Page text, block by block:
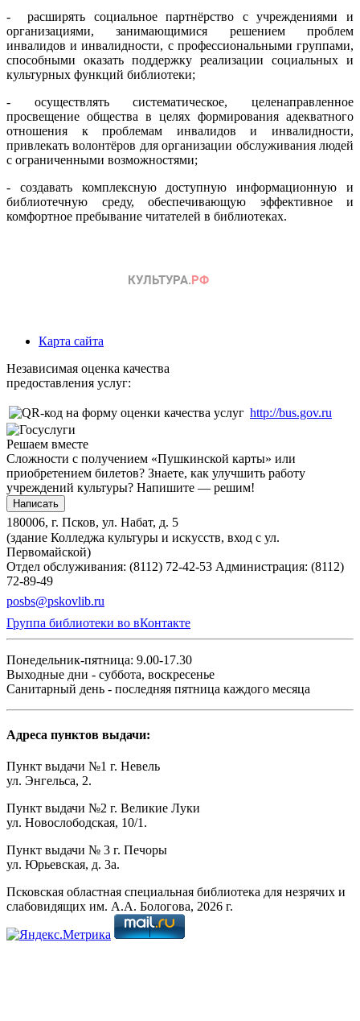
- расширять социальное партнёрство с учреждениями и
организациями, занимающимися решением проблем
инвалидов и инвалидности, с профессиональными группами,
способными оказать поддержку реализации социальных и
культурных функций библиотеки;
- осуществлять систематическое, целенаправленное
просвещение общества в целях формирования адекватного
отношения к проблемам инвалидов и инвалидности,
привлекать волонтёров для организации обслуживания людей
с ограниченными возможностями;
- создавать комплексную доступную информационную и
библиотечную среду, обеспечивающую эффективное и
комфортное пребывание читателей в библиотеках.
Карта сайта
Независимая оценка качества
предоставления услуг:
http://bus.gov.ru
Решаем вместе
Сложности с получением «Пушкинской карты» или
приобретением билетов? Знаете, как улучшить работу
учреждений культуры? Напишите — решим!
Написать
180006, г. Псков, ул. Набат, д. 5
(здание Колледжа культуры и искусств, вход с ул.
Первомайской)
Отдел обслуживания: (8112) 72-42-53 Администрация: (8112)
72-89-49
posbs@pskovlib.ru
Группа библиотеки во вКонтакте
Понедельник-пятница: 9.00-17.30
Выходные дни - суббота, воскресенье
Санитарный день - последняя пятница каждого месяца
Адреса пунктов выдачи:
Пункт выдачи №1 г. Невель
ул. Энгельса, 2.
Пункт выдачи №2 г. Великие Луки
ул. Новослободская, 10/1.
Пункт выдачи № 3 г. Печоры
ул. Юрьевская, д. 3а.
Псковская областная специальная библиотека для незрячих и
слабовидящих им. А.А. Бологова, 2026 г.